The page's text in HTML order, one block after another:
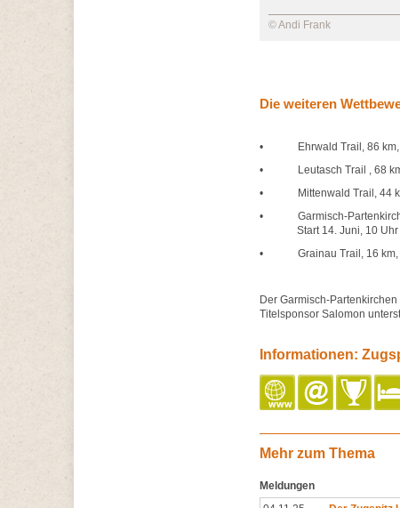
© Andi Frank
Die weiteren
• Ehrwald Trail, 86 km,
• Leutasch Trail , 68 km,
• Mittenwald Trail, 44 km,
• Garmisch-
Start 14. Juni, 10 Uhr
• Grainau Trail, 16 km,
Der Garmisch-
Titelsponsor Salomon
Informationen:
Mehr zum Thema
Meldungen